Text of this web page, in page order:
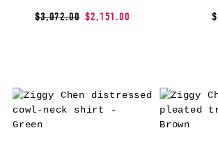
$3,072.00 $2,151.00